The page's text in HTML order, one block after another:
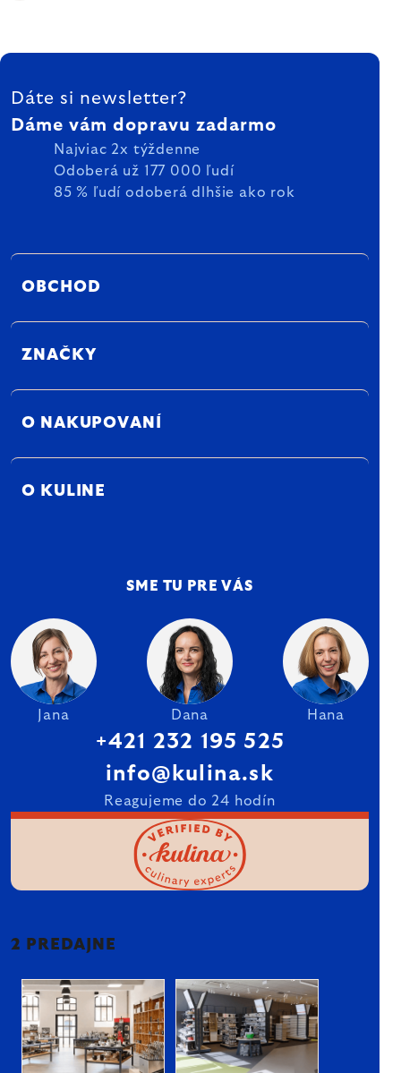
ZÁPÄTIE
Dáte si newsletter?
Dáme vám dopravu zadarmo
Najviac 2x týždenne
Odoberá už 177 000 ľudí
85 % ľudí odoberá dlhšie ako rok
OBCHOD
ZNAČKY
O NAKUPOVANÍ
O KULINE
SME TU PRE VÁS
Jana Dana Hana
+421 232 195 525
info@kulina.sk
Reagujeme do 24 hodín
2 PREDAJNE